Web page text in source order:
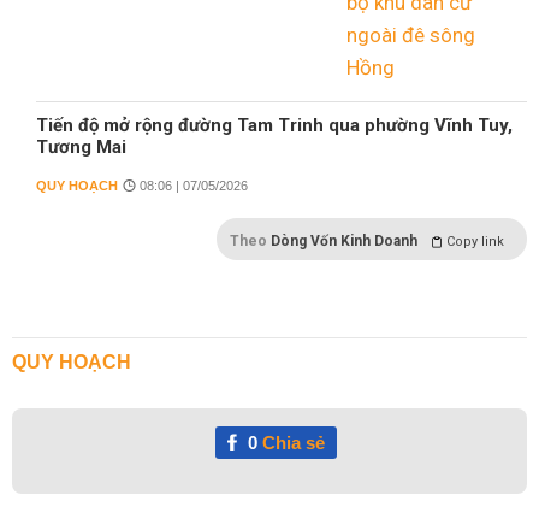
Tiến độ mở rộng đường Tam Trinh qua phường Vĩnh Tuy,
Tương Mai
QUY HOẠCH 08:06 | 07/05/2026
Theo Dòng Vốn Kinh Doanh Copy link
QUY HOẠCH
0Chia sẻ